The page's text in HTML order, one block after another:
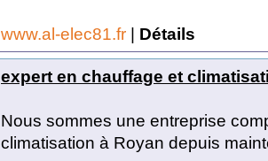
www.al-elec81.fr | Détails
expert en chauffage et
Nous sommes une entreprise
climatisation à Royan depuis